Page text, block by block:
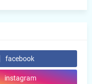
facebook
instagram